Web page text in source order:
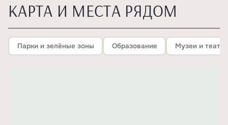
КАРТА И МЕСТА РЯДОМ
Парки и зелёные зоны Образование Музеи и